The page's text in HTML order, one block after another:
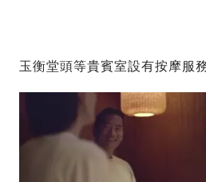
玉衡堂頭等貴賓室設有按摩服